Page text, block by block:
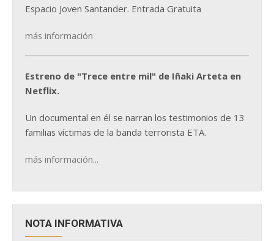
Espacio Joven Santander. Entrada Gratuita
más información
Estreno de "Trece entre mil" de Iñaki Arteta en
Netflix.
Un documental en él se narran los testimonios de 13
familias víctimas de la banda terrorista ETA.
más información...
NOTA INFORMATIVA